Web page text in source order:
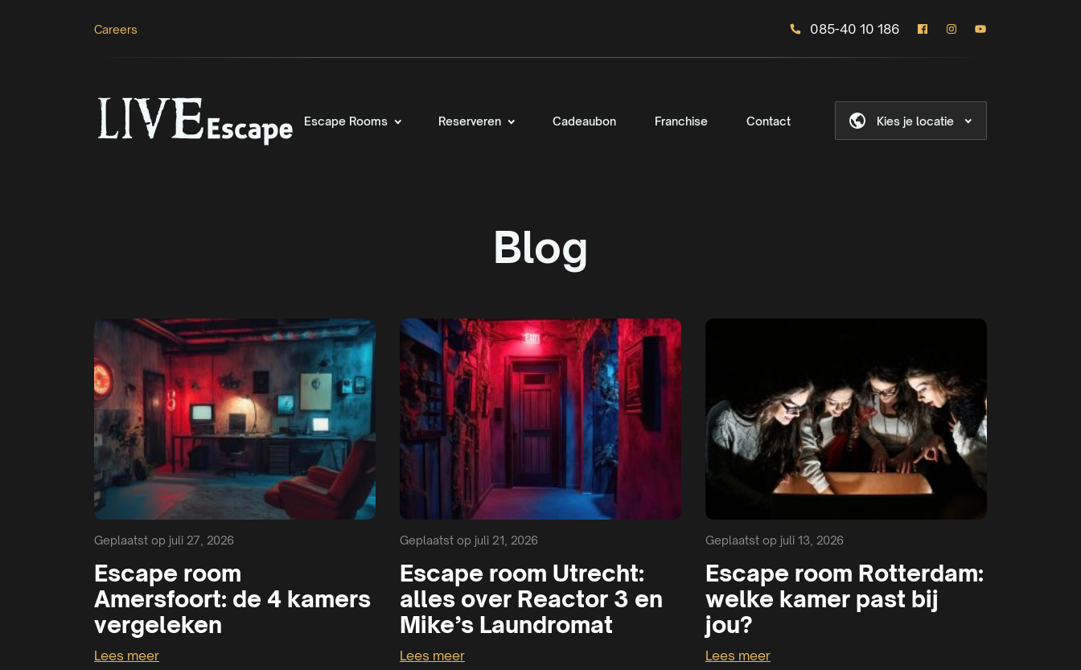
Careers 085-40 10 186
Escape Rooms Reserveren Cadeaubon Franchise Contact Kies je locatie
Blog
Geplaatst op juli 27, 2026
Escape room
Amersfoort: de 4 kamers
vergeleken
Lees meer
Geplaatst op juli 21, 2026
Escape room Utrecht:
alles over Reactor 3 en
Mike’s Laundromat
Lees meer
Geplaatst op juli 13, 2026
Escape room Rotterdam:
welke kamer past bij
jou?
Lees meer